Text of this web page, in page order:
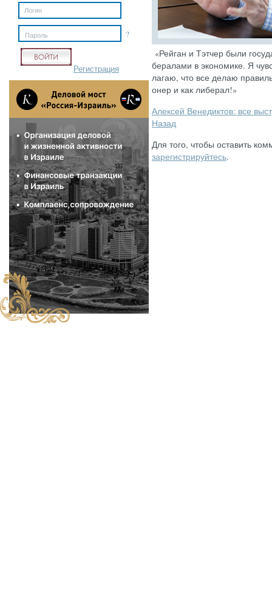
«Рей­ган и Тэт­чер бы­ли
бера­лами в эко­номи­ке. Я
лагаю, что все де­лаю
онер и как ли­берал!»
Алексей Венедиктов: все
Назад
Для того, чтобы оставить
зарегистрируйтесь.
?
Пароль
Регистрация